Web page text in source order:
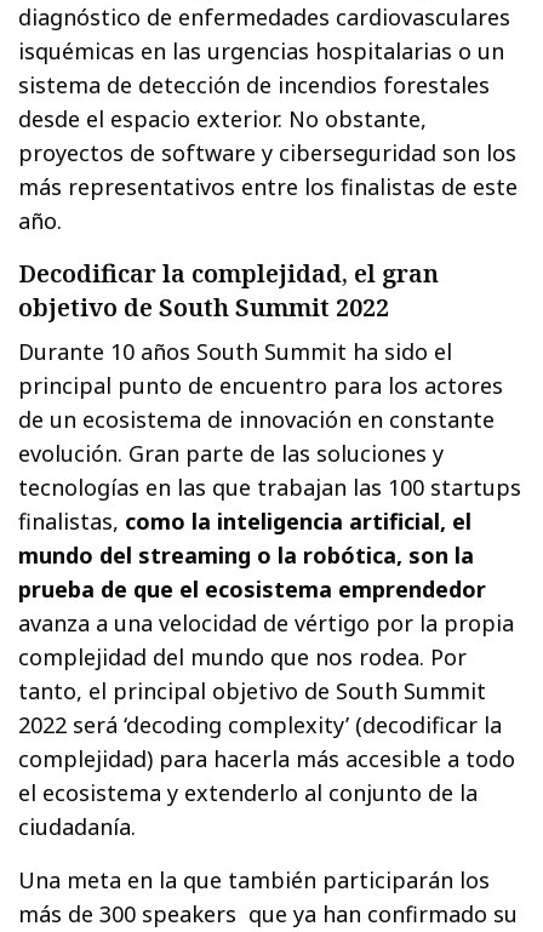
diagnóstico de enfermedades cardiovasculares
isquémicas en las urgencias hospitalarias o un
sistema de detección de incendios forestales
desde el espacio exterior. No obstante,
proyectos de software y ciberseguridad son los
más representativos entre los finalistas de este
año.
Decodificar la complejidad, el gran
objetivo de South Summit 2022
Durante 10 años South Summit ha sido el
principal punto de encuentro para los actores
de un ecosistema de innovación en constante
evolución. Gran parte de las soluciones y
tecnologías en las que trabajan las 100 startups
finalistas, como la inteligencia artificial, el
mundo del streaming o la robótica, son la
prueba de que el ecosistema emprendedor
avanza a una velocidad de vértigo por la propia
complejidad del mundo que nos rodea. Por
tanto, el principal objetivo de South Summit
2022 será ‘decoding complexity’ (decodificar la
complejidad) para hacerla más accesible a todo
el ecosistema y extenderlo al conjunto de la
ciudadanía.
Una meta en la que también participarán los
más de 300 speakers que ya han confirmado su